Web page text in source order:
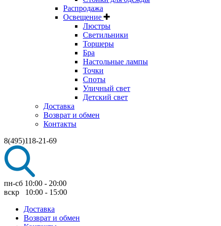
Распродажа
Освещение
Люстры
Светильники
Торшеры
Бра
Настольные лампы
Точки
Споты
Уличный свет
Детский свет
Доставка
Возврат и обмен
Контакты
8(495)118-21-69
пн-сб 10:00 - 20:00
вскр 10:00 - 15:00
Доставка
Возврат и обмен